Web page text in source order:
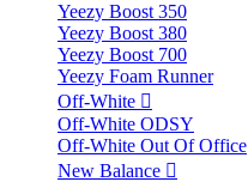
Yeezy Boost 350
Yeezy Boost 380
Yeezy Boost 700
Yeezy Foam Runner
Off-White
Off-White ODSY
Off-White Out Of Office
New Balance